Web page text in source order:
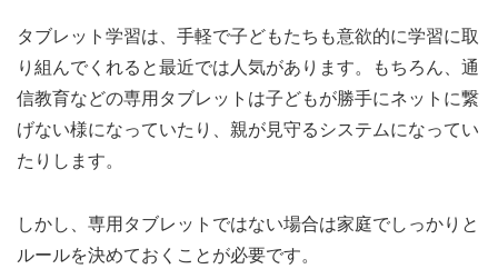
タブレット学習は、手軽で子どもたちも意欲的に学習に取
り組んでくれると最近では人気があります。もちろん、通
信教育などの専用タブレットは子どもが勝手にネットに繋
げない様になっていたり、親が見守るシステムになってい
たりします。
しかし、専用タブレットではない場合は家庭でしっかりと
ルールを決めておくことが必要です。